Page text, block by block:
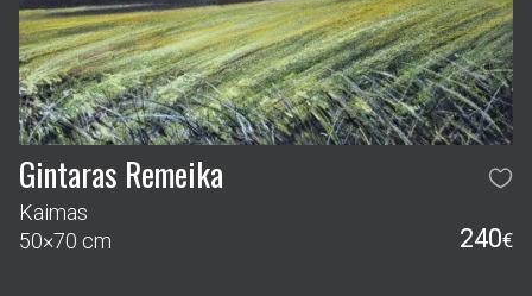
Gintaras Remeika
Kaimas
50×70 cm
240€